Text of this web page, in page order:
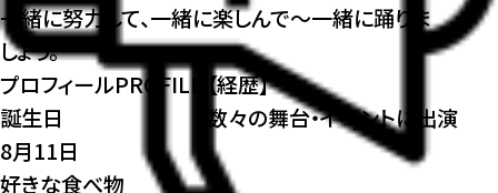
一緒に努力して、一緒に楽しんで～一緒に踊りま
しょう。
プロフィールPROFILE
誕生日
8月11日
好きな食べ物
【経歴】
数々の舞台・イベントに出演